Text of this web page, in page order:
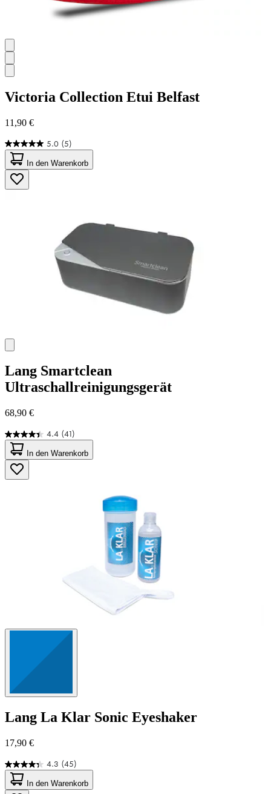
Victoria Collection Etui Belfast
11,90 €
5.0 (5)
5.0
von
5
Sternen.
5
In den Warenkorb
Lang Smartclean
Ultraschallreinigungsgerät
68,90 €
4.4 (41)
4.4
von
5
Sternen.
41
In den Warenkorb
Lang La Klar Sonic Eyeshaker
17,90 €
4.3 (45)
4.3
von
5
In den Warenkorb